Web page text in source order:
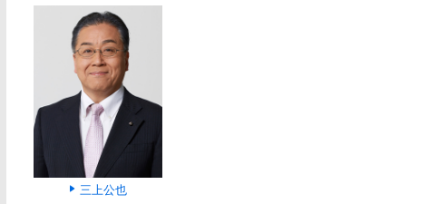
三上公也